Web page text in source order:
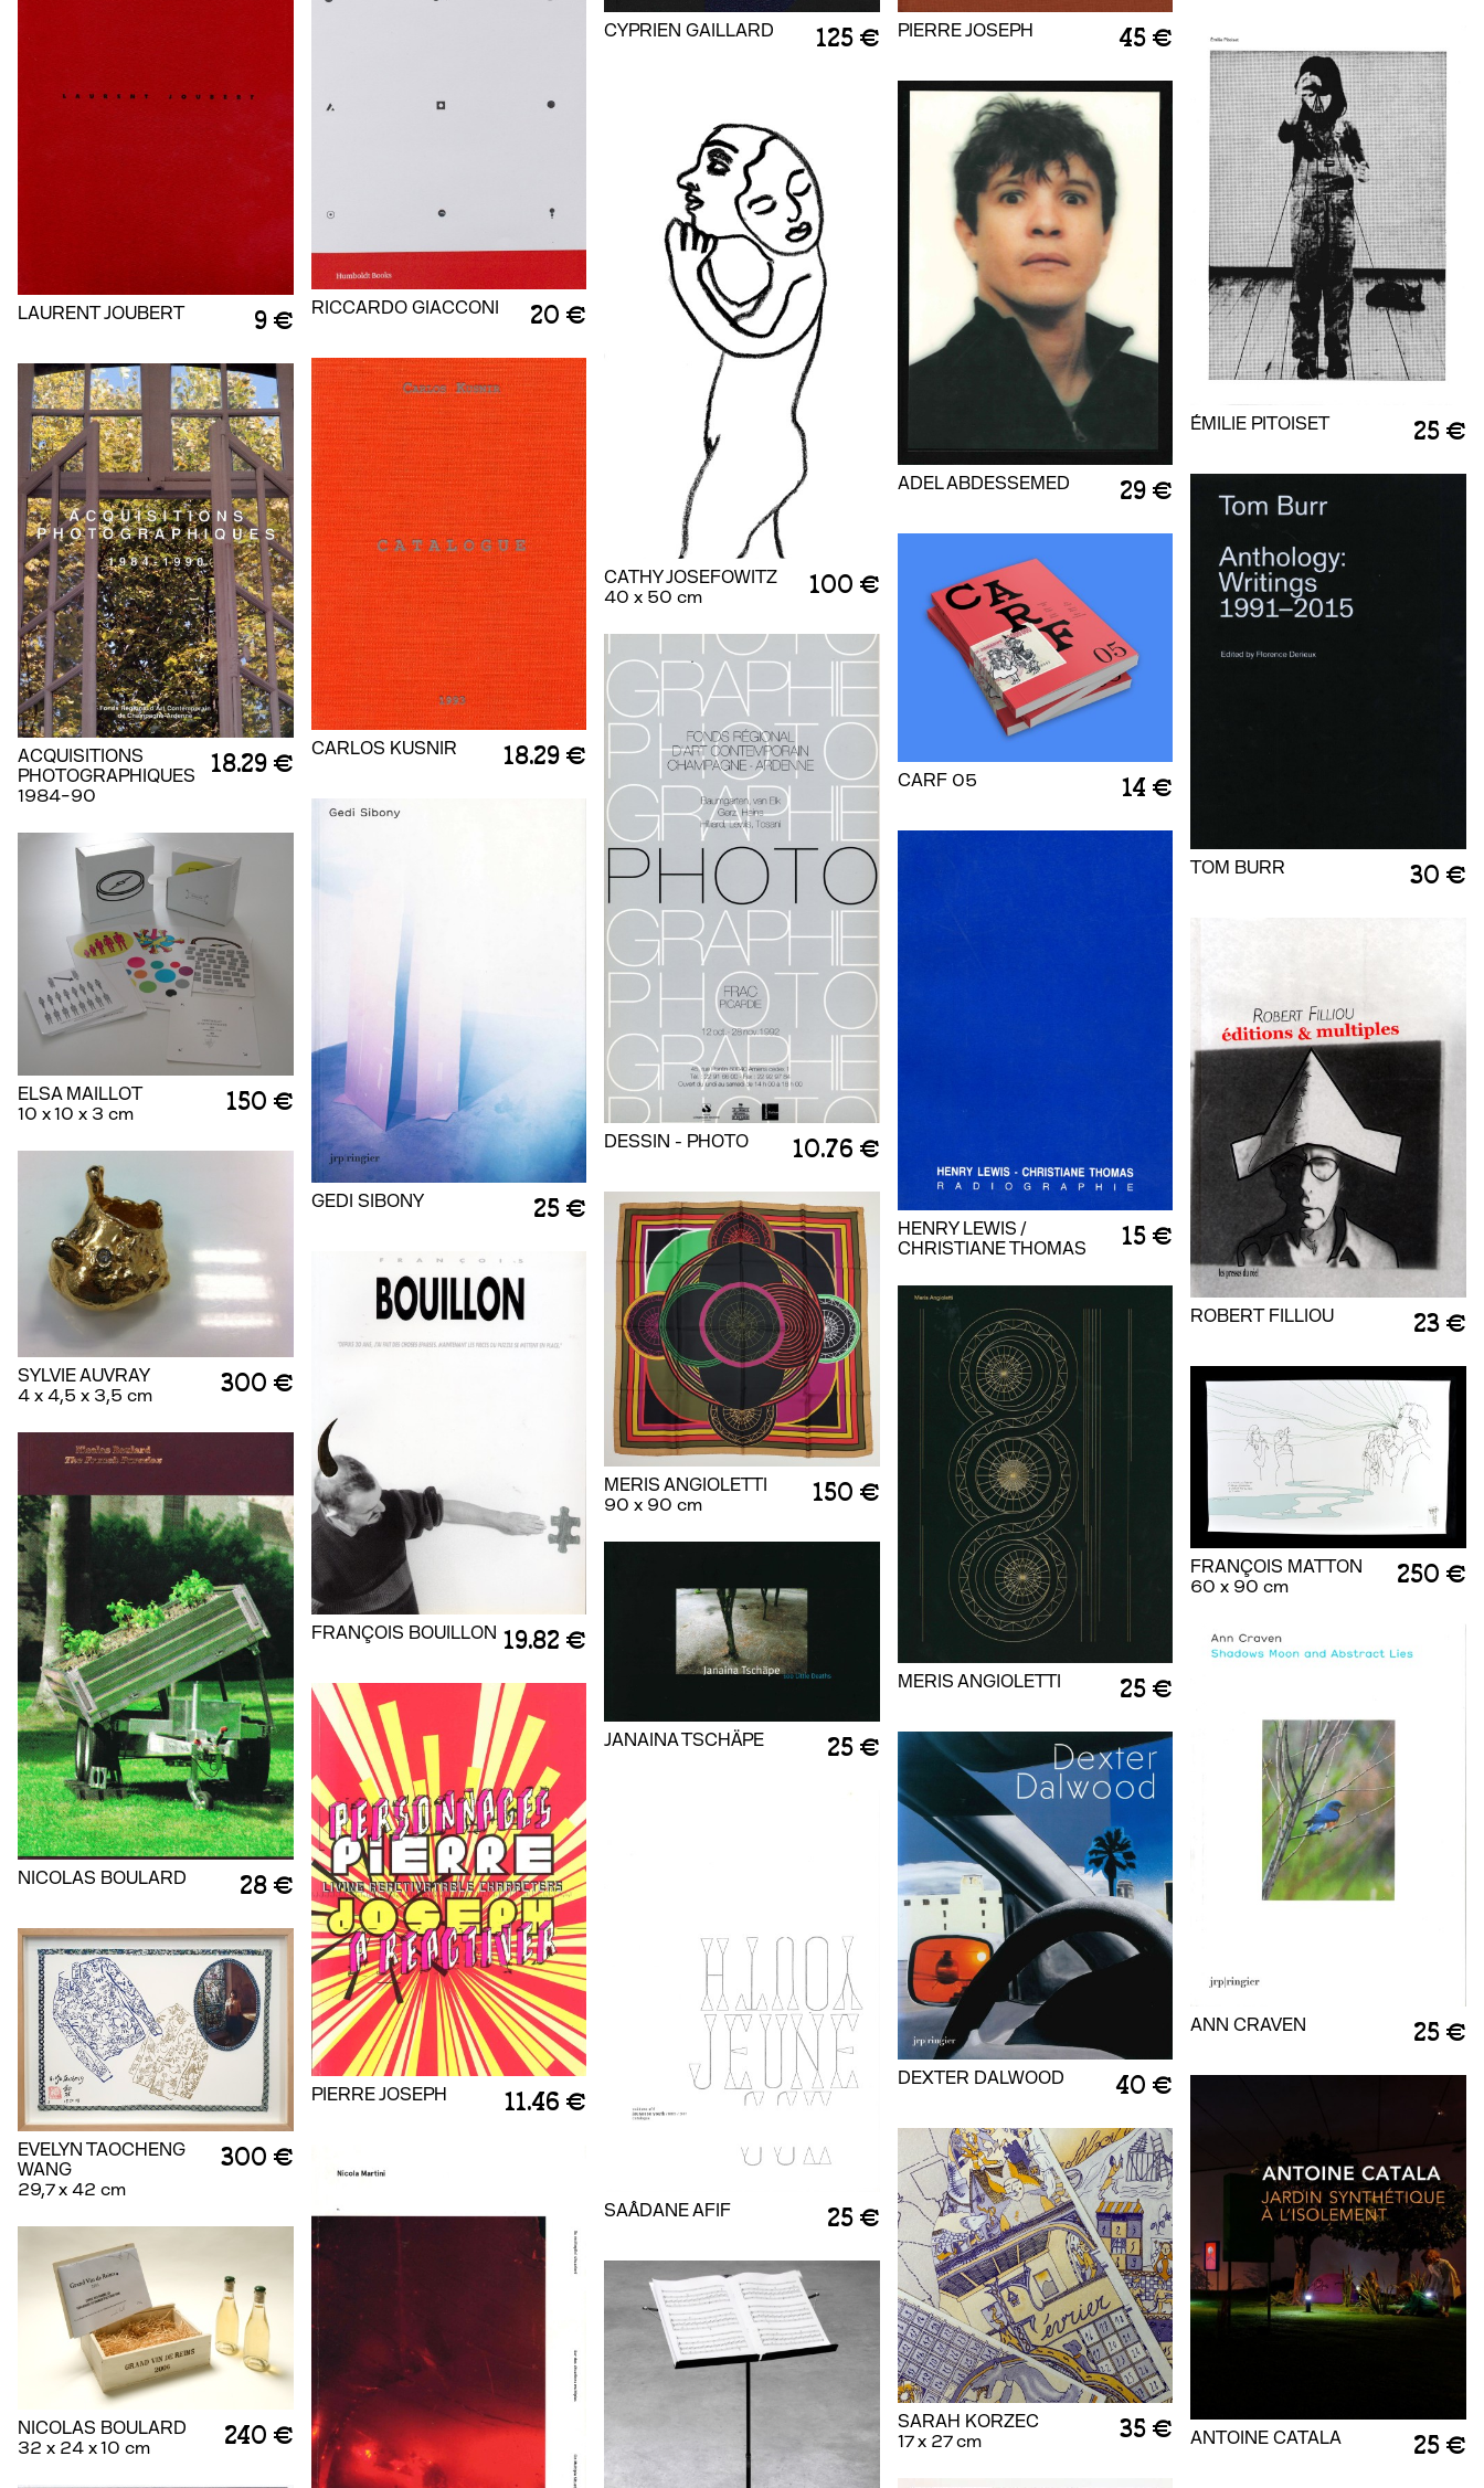
PIERRE JOSEPH 45 €
CYPRIEN GAILLARD 125 €
LAURENT JOUBERT 9 € RICCARDO GIACCONI 20 €
ÉMILIE PITOISET 25 €
ADEL ABDESSEMED 29 €
CATHY JOSEFOWITZ
40 x 50 cm
100 €
CARLOS KUSNIR 18.29 €
ACQUISITIONS
PHOTOGRAPHIQUES
1984-90
18.29 €
TOM BURR 30 €
CARF 05 14 €
DESSIN - PHOTO 10.76 €
GEDI SIBONY 25 €
HENRY LEWIS /
CHRISTIANE THOMAS
15 €
ELSA MAILLOT
10 x 10 x 3 cm
150 €
ROBERT FILLIOU 23 €
SYLVIE AUVRAY
4 x 4,5 x 3,5 cm
300 €
MERIS ANGIOLETTI
90 x 90 cm
150 €
FRANÇOIS BOUILLON 19.82 €
MERIS ANGIOLETTI 25 €
FRANÇOIS MATTON
60 x 90 cm
250 €
NICOLAS BOULARD 28 €
JANAINA TSCHÄPE 25 €
ANN CRAVEN 25 €
PIERRE JOSEPH 11.46 €
DEXTER DALWOOD 40 €
SAÂDANE AFIF 25 €
EVELYN TAOCHENG
WANG
29,7 x 42 cm
300 €
ANTOINE CATALA 25 €
SARAH KORZEC
17 x 27 cm
35 €
NICOLAS BOULARD
32 x 24 x 10 cm
240 €